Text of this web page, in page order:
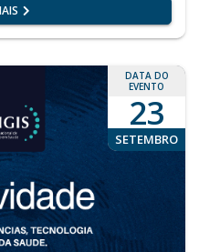
DATA DO
EVENTO
23
SETEMBRO